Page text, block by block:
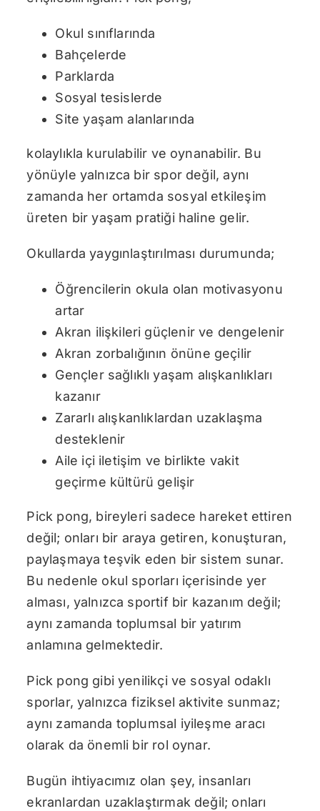
Okul sınıflarında
Bahçelerde
Parklarda
Sosyal tesislerde
Site yaşam alanlarında
kolaylıkla kurulabilir ve oynanabilir. Bu
yönüyle yalnızca bir spor değil, aynı
zamanda her ortamda sosyal etkileşim
üreten bir yaşam pratiği haline gelir.
Okullarda yaygınlaştırılması durumunda;
Öğrencilerin okula olan motivasyonu
artar
Akran ilişkileri güçlenir ve dengelenir
Akran zorbalığının önüne geçilir
Gençler sağlıklı yaşam alışkanlıkları
kazanır
Zararlı alışkanlıklardan uzaklaşma
desteklenir
Aile içi iletişim ve birlikte vakit
geçirme kültürü gelişir
Pick pong, bireyleri sadece hareket ettiren
değil; onları bir araya getiren, konuşturan,
paylaşmaya teşvik eden bir sistem sunar.
Bu nedenle okul sporları içerisinde yer
alması, yalnızca sportif bir kazanım değil;
aynı zamanda toplumsal bir yatırım
anlamına gelmektedir.
Pick pong gibi yenilikçi ve sosyal odaklı
sporlar, yalnızca fiziksel aktivite sunmaz;
aynı zamanda toplumsal iyileşme aracı
olarak da önemli bir rol oynar.
Bugün ihtiyacımız olan şey, insanları
ekranlardan uzaklaştırmak değil; onları